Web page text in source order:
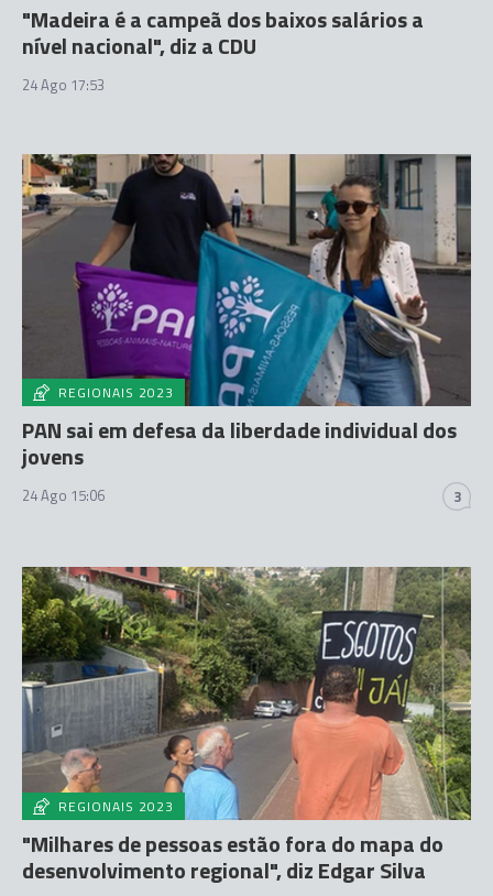
"Madeira é a campeã dos baixos salários a
nível nacional", diz a CDU
24 Ago 17:53
REGIONAIS 2023
PAN sai em defesa da liberdade individual dos
jovens
24 Ago 15:06 3
REGIONAIS 2023
"Milhares de pessoas estão fora do mapa do
desenvolvimento regional", diz Edgar Silva